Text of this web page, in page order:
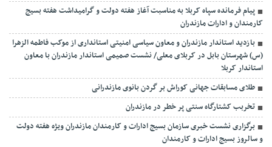
پیام فرمانده سپاه کربلا به مناسبت آغاز هفته دولت و گرامیداشت هفته بسیج
کارمندان و ادارات مازندران
بازدید استاندار مازندران و معاون سیاسی امنیتی استانداری از موکب فاطمه الزهرا
(س) شهرستان بابل در کربلای معلی/ نشست صمیمی استاندار مازندران با معاون
استاندار کربلا
طلای مسابقات جهانی کوراش بر گردن بانوی مازندرانی
تخربب کشتارگاه سنتی پر خطر در مازندران
برگزاری نشست خبری سازمان بسیج ادارات و کارمندان مازندران ویژه هفته دولت
و سالروز بسیج ادارات و کارمندان